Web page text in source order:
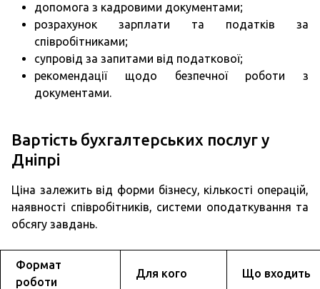
допомога з кадровими документами;
розрахунок зарплати та податків за
співробітниками;
супровід за запитами від податкової;
рекомендації щодо безпечної роботи з
документами.
Вартість бухгалтерських послуг у
Дніпрі
Ціна залежить від форми бізнесу, кількості операцій,
наявності співробітників, системи оподаткування та
обсягу завдань.
Формат
роботи
Для кого Що входить